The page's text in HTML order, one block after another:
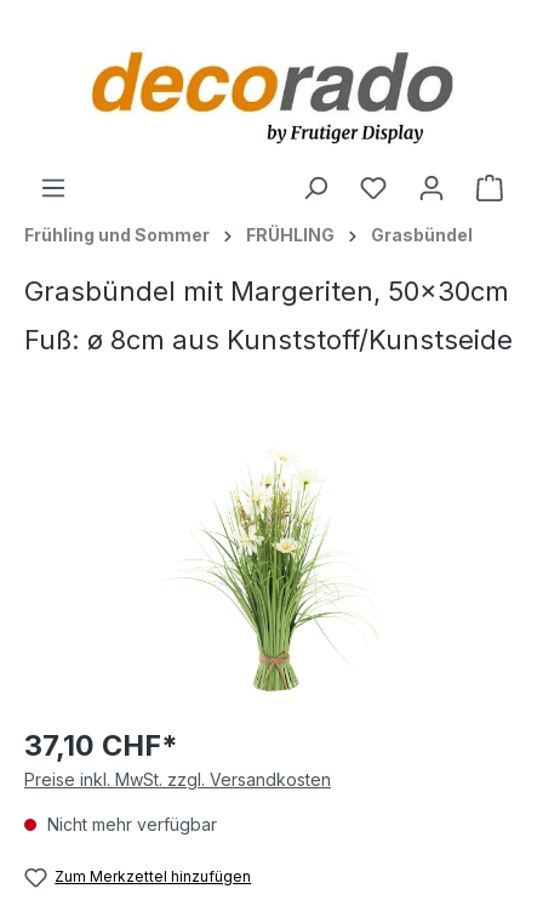
Frühling und Sommer FRÜHLING Grasbündel
Grasbündel mit Margeriten, 50x30cm
Fuß: ø 8cm aus Kunststoff/Kunstseide
37,10 CHF*
Preise inkl. MwSt. zzgl. Versandkosten
Nicht mehr verfügbar
Zum Merkzettel hinzufügen